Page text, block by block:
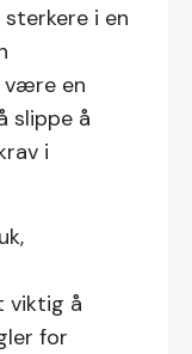
i en
være en
slippe å
i
viktig å
for